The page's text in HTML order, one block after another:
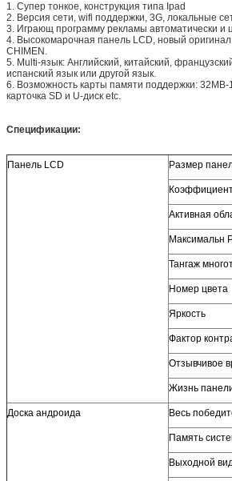
1. Супер тонкое, конструкция типа Ipad
2. Версия сети, wifi поддержки, 3G, локальные
3. Играющ программу рекламы автоматически и
4. Высокомарочная панель LCD, новый оригинал
CHIMEN.
5. Multi-язык: Английский, китайский,
испанский язык или другой язык.
6. Возможность карты памяти поддержки: 32MB-
карточка SD и U-диск etc.
Спецификации:
Панель LCD Размер
Активная
Максимальн
Тангаж
Номер цвета
Яркость
Фактор
Отзывчивое
Жизнь
Доска андроида Весь
Память
Выходной